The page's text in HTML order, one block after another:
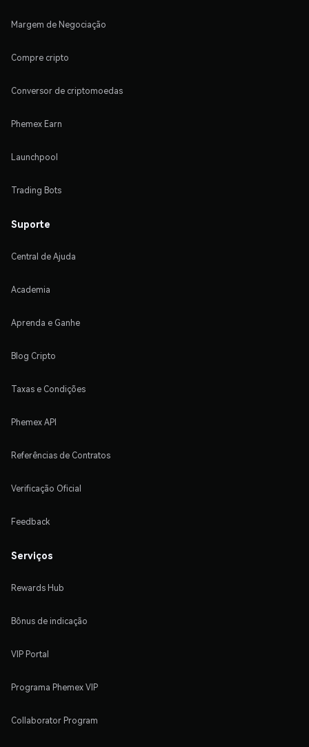
Margem de Negociação
Compre cripto
Conversor de criptomoedas
Phemex Earn
Launchpool
Trading Bots
Suporte
Central de Ajuda
Academia
Aprenda e Ganhe
Blog Cripto
Taxas e Condições
Phemex API
Referências de Contratos
Verificação Oficial
Feedback
Serviços
Rewards Hub
Bônus de indicação
VIP Portal
Programa Phemex VIP
Collaborator Program